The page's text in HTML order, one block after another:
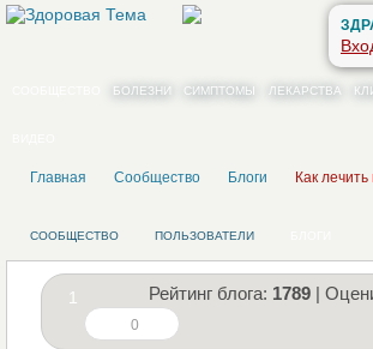
БОЛЕЗНИ СИМПТОМЫ ЛЕКАРСТВА
Главная Сообщество Блоги Как
СООБЩЕСТВО ПОЛЬЗОВАТЕЛИ
1 Рейтинг блога: 1789 |
0